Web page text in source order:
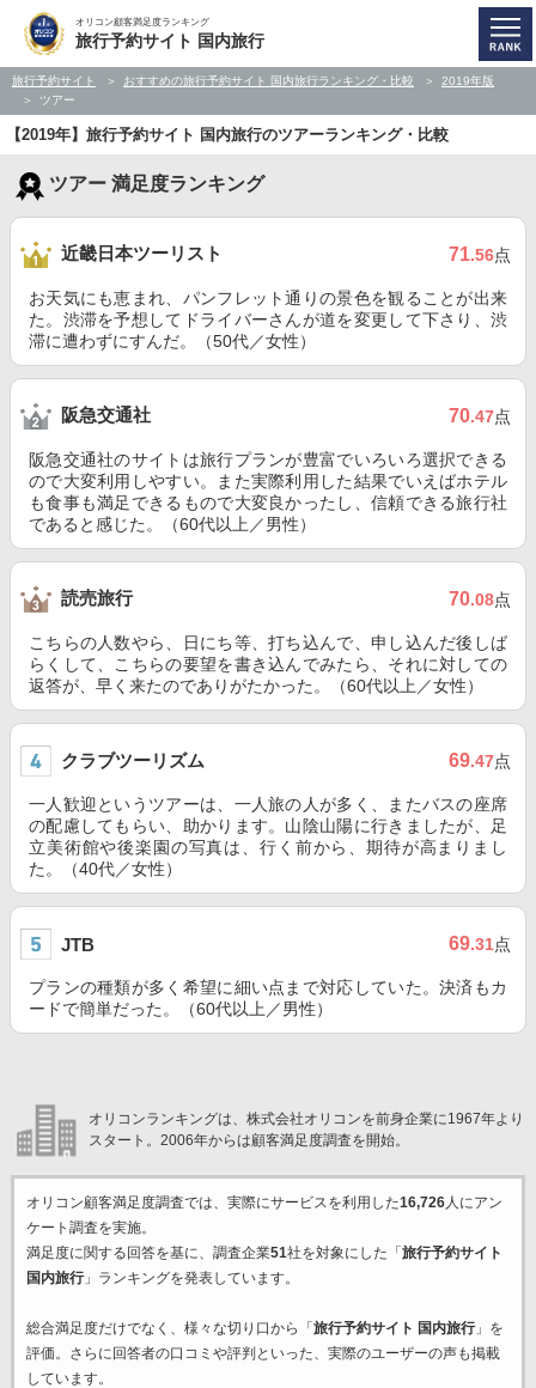
オリコン顧客満足度ランキング
旅行予約サイト 国内旅行
旅行予約サイト おすすめの旅行予約サイト 国内旅行ランキング・比較
2019年版
ツアー
【2019年】旅行予約サイト 国内旅行のツアーランキング・比較
ツアー 満足度ランキング
近畿日本ツーリスト 71.56点
お天気にも恵まれ、パンフレット通りの景色を観ることが出来
た。渋滞を予想してドライバーさんが道を変更して下さり、渋
滞に遭わずにすんだ。（50代／女性）
阪急交通社 70.47点
阪急交通社のサイトは旅行プランが豊富でいろいろ選択できる
ので大変利用しやすい。また実際利用した結果でいえばホテル
も食事も満足できるもので大変良かったし、信頼できる旅行社
であると感じた。（60代以上／男性）
読売旅行 70.08点
こちらの人数やら、日にち等、打ち込んで、申し込んだ後しば
らくして、こちらの要望を書き込んでみたら、それに対しての
返答が、早く来たのでありがたかった。（60代以上／女性）
クラブツーリズム 69.47点
一人歓迎というツアーは、一人旅の人が多く、またバスの座席
の配慮してもらい、助かります。山陰山陽に行きましたが、足
立美術館や後楽園の写真は、行く前から、期待が高まりまし
た。（40代／女性）
JTB 69.31点
プランの種類が多く希望に細い点まで対応していた。決済もカ
ードで簡単だった。（60代以上／男性）
オリコンランキングは、株式会社オリコンを前身企業に1967年より
スタート。2006年からは顧客満足度調査を開始。
オリコン顧客満足度調査では、実際にサービスを利用した16,726人にアン
ケート調査を実施。
満足度に関する回答を基に、調査企業51社を対象にした「 旅行予約サイト
国内旅行」ランキングを発表しています。
総合満足度だけでなく、様々な切り口から「 旅行予約サイト 国内旅行」を
評価。さらに回答者の口コミや評判といった、実際のユーザーの声も掲載
しています。